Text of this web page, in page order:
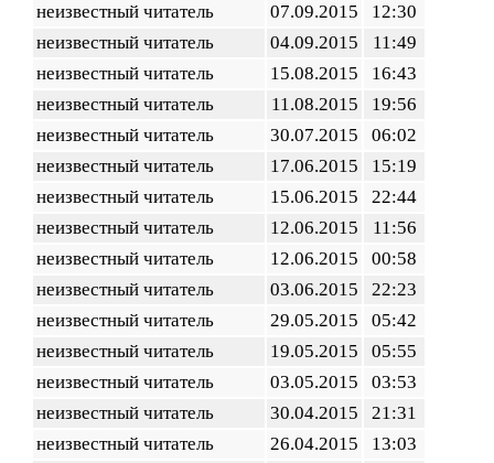
неизвестный читатель
07.09.2015
12:30
неизвестный читатель
04.09.2015
11:49
неизвестный читатель
15.08.2015
16:43
неизвестный читатель
11.08.2015
19:56
неизвестный читатель
30.07.2015
06:02
неизвестный читатель
17.06.2015
15:19
неизвестный читатель
15.06.2015
22:44
неизвестный читатель
12.06.2015
11:56
неизвестный читатель
12.06.2015
00:58
неизвестный читатель
03.06.2015
22:23
неизвестный читатель
29.05.2015
05:42
неизвестный читатель
19.05.2015
05:55
неизвестный читатель
03.05.2015
03:53
неизвестный читатель
30.04.2015
21:31
неизвестный читатель
26.04.2015
13:03